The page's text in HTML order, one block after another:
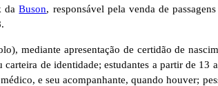
daBuson, responsável pela venda de
mediante apresentação de certidão de
carteira de identidade; estudantes a partir de
e seu acompanhante, quando houver;